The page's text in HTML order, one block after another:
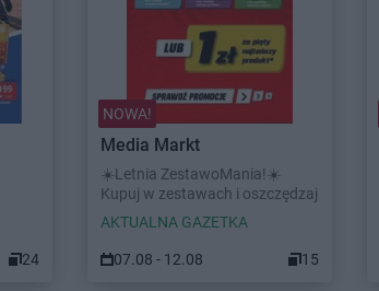
24
NOWA!
Media Markt
☀️Letnia ZestawoMania!☀️
Kupuj w zestawach i oszczędzaj
AKTUALNA GAZETKA
07.08 - 12.08 15